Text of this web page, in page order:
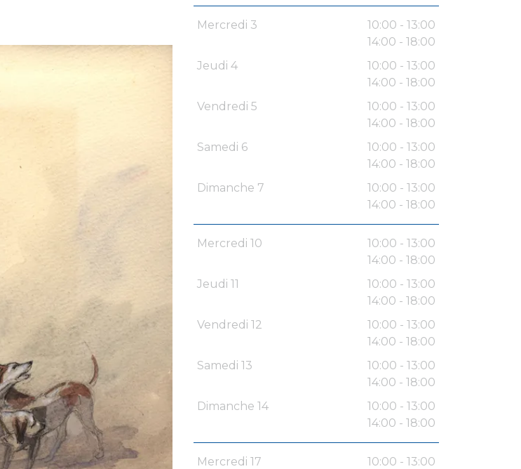
Mercredi 3
10:00 - 13:00
14:00 - 18:00
Jeudi 4
10:00 - 13:00
14:00 - 18:00
Vendredi 5
10:00 - 13:00
14:00 - 18:00
Samedi 6
10:00 - 13:00
14:00 - 18:00
Dimanche 7
10:00 - 13:00
14:00 - 18:00
Mercredi 10
10:00 - 13:00
14:00 - 18:00
Jeudi 11
10:00 - 13:00
14:00 - 18:00
Vendredi 12
10:00 - 13:00
14:00 - 18:00
Samedi 13
10:00 - 13:00
14:00 - 18:00
Dimanche 14
10:00 - 13:00
14:00 - 18:00
Mercredi 17
10:00 - 13:00